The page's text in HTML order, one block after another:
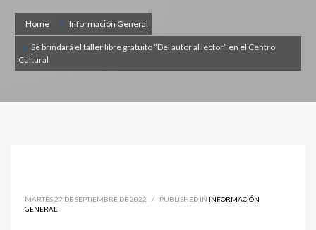
Home Información General
Se brindará el taller libre gratuito “Del autor al lector” en el Centro
Cultural
MARTES 27 DE SEPTIEMBRE DE 2022 / PUBLISHED IN INFORMACIÓN
GENERAL